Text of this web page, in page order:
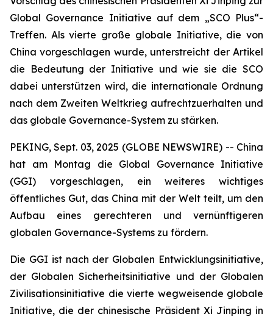
Global Governance Initiative auf dem „SCO Plus“-
Treffen. Als vierte große globale Initiative, die von
China vorgeschlagen wurde, unterstreicht der Artikel
die Bedeutung der Initiative und wie sie die SCO
dabei unterstützen wird, die internationale Ordnung
nach dem Zweiten Weltkrieg aufrechtzuerhalten und
das globale Governance-System zu stärken.
PEKING, Sept. 03, 2025 (GLOBE NEWSWIRE) -- China
hat am Montag die Global Governance Initiative
(GGI) vorgeschlagen, ein weiteres wichtiges
öffentliches Gut, das China mit der Welt teilt, um den
Aufbau eines gerechteren und vernünftigeren
globalen Governance-Systems zu fördern.
Die GGI ist nach der Globalen Entwicklungsinitiative,
der Globalen Sicherheitsinitiative und der Globalen
Zivilisationsinitiative die vierte wegweisende globale
Initiative, die der chinesische Präsident Xi Jinping in